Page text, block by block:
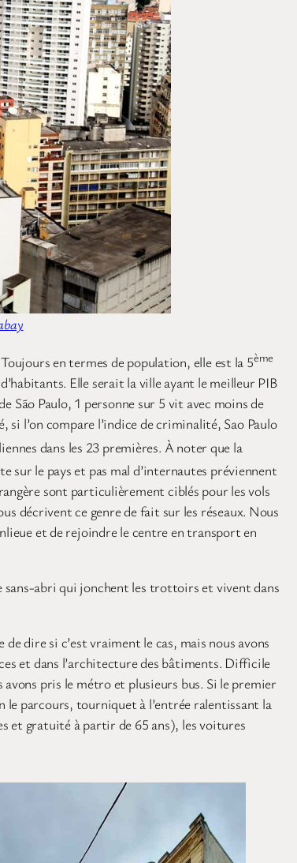
en termes de population, elle est la 5ème
Elle serait la ville ayant le meilleur PIB
São Paulo, 1 personne sur 5 vit avec moins de
l’on compare l’indice de criminalité, Sao Paulo
dans les 23 premières. À noter que la
sur le pays et pas mal d’internautes préviennent
sont particulièrement ciblés pour les vols
décrivent ce genre de fait sur les réseaux. Nous
et de rejoindre le centre en transport en
sans-abri qui jonchent les trottoirs et vivent dans
dire si c’est vraiment le cas, mais nous avons
et dans l’architecture des bâtiments. Difficile
pris le métro et plusieurs bus. Si le premier
le parcours, tourniquet à l’entrée ralentissant la
et gratuité à partir de 65 ans), les voitures